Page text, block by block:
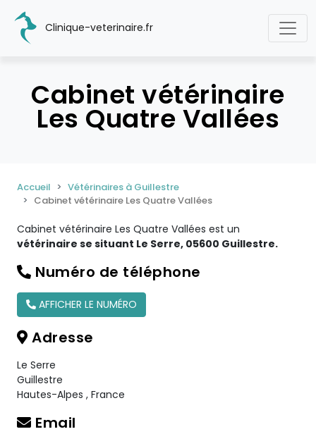
Clinique-veterinaire.fr
Cabinet vétérinaire
Les Quatre Vallées
Accueil
Vétérinaires à Guillestre
Cabinet vétérinaire Les Quatre Vallées
Cabinet vétérinaire Les Quatre Vallées est un
vétérinaire se situant Le Serre, 05600 Guillestre.
Numéro de téléphone
AFFICHER LE NUMÉRO
Adresse
Le Serre
Guillestre
Hautes-Alpes , France
Email